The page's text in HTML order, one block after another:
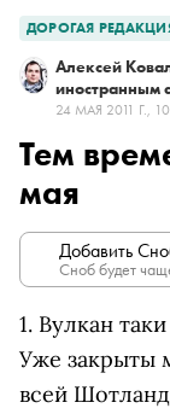
ДОРОГАЯ
Алексей
иностранным
24 МАЯ 2011 Г.,
Тем
мая
Добавить
Сноб будет
1. Вулкан
Уже закрыты
всей